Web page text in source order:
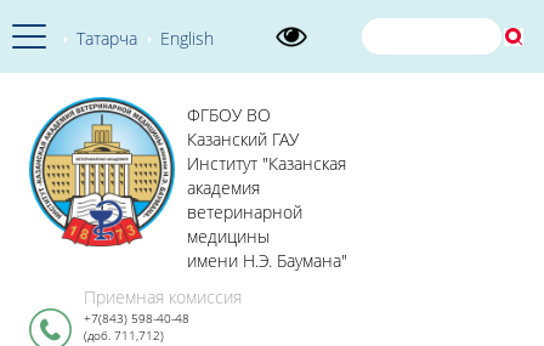
Татарча English
ФГБОУ ВО
Казанский ГАУ
Институт "Казанская
академия
ветеринарной
медицины
имени Н.Э. Баумана"
Приемная комиссия
+7(843) 598-40-48
(доб. 711,712)